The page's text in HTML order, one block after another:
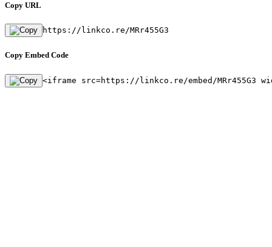
Copy URL
https://linkco.re/MRr455G3
Copy Embed Code
<iframe src=https://linkco.re/embed/MRr455G3